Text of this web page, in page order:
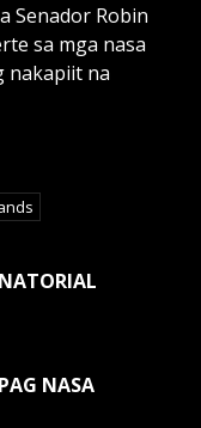
Senador Robin
sa mga nasa
nakapiit na
NASA